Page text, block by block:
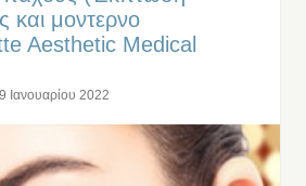
και μοντερνο
Aesthetic Medical
9 Ιανουαρίου 2022